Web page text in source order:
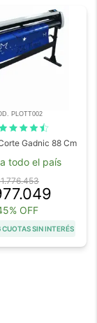
PLOTT002
Gadnic 88 Cm
todo el país
OFF
CUOTAS SIN INTERÉS